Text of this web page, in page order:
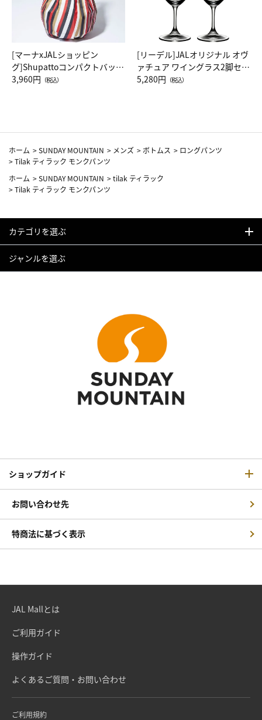
[マーナxJALショッピン
グ]Shupattoコンパクトバッグ
Drop JAL客室乗務員（LC）ス
3,960円 （税込）
[リーデル]JALオリジナル オヴ
ァチュア ワイングラス2脚セッ
ト（レッドワイン）
5,280円 （税込）
ホーム >SUNDAY MOUNTAIN > メンズ > ボトムス > ロングパンツ
>Tilak ティラック モンクパンツ
ホーム >SUNDAY MOUNTAIN >tilak ティラック
>Tilak ティラック モンクパンツ
カテゴリを選ぶ
ジャンルを選ぶ
ショップガイド
お問い合わせ先
特商法に基づく表示
JAL Mallとは
ご利用ガイド
操作ガイド
よくあるご質問・お問い合わせ
ご利用規約